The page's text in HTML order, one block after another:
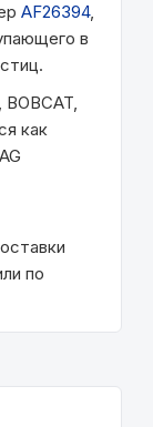
AF26394,
в
как
по